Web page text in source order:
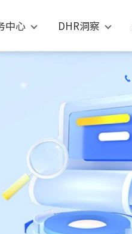
中心 DHR洞察